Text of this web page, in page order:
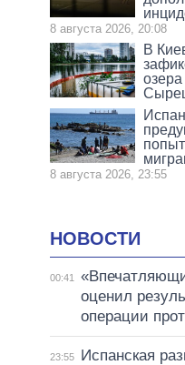
8 августа 2026, 20:08
В
8 августа 2026, 23:55
НОВОСТИ
00:41
оценил
операции
23:55
Испанская